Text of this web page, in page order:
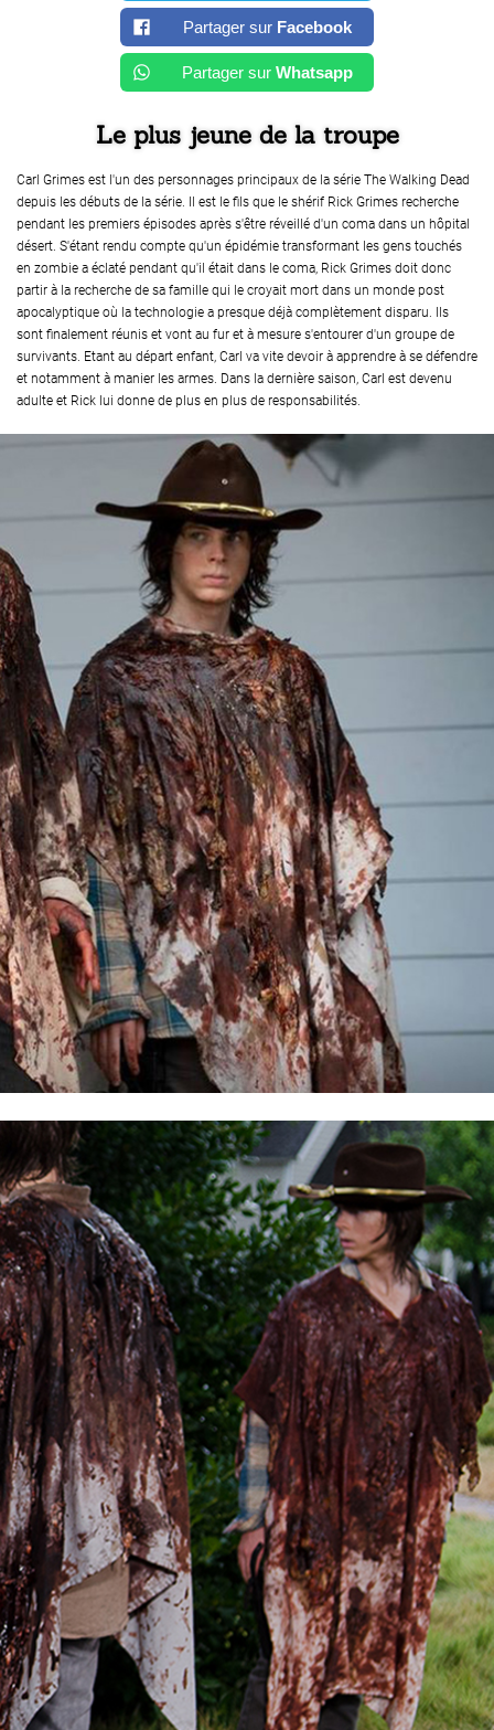
Partager sur Facebook
Partager sur Whatsapp
Le plus jeune de la troupe
Carl Grimes est l'un des personnages principaux de la série The Walking Dead
depuis les débuts de la série. Il est le fils que le shérif Rick Grimes recherche
pendant les premiers épisodes après s'être réveillé d'un coma dans un hôpital
désert. S'étant rendu compte qu'un épidémie transformant les gens touchés
en zombie a éclaté pendant qu'il était dans le coma, Rick Grimes doit donc
partir à la recherche de sa famille qui le croyait mort dans un monde post
apocalyptique où la technologie a presque déjà complètement disparu. Ils
sont finalement réunis et vont au fur et à mesure s'entourer d'un groupe de
survivants. Etant au départ enfant, Carl va vite devoir à apprendre à se défendre
et notamment à manier les armes. Dans la dernière saison, Carl est devenu
adulte et Rick lui donne de plus en plus de responsabilités.